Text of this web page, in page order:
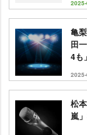
亀
田
4も
松
嵐